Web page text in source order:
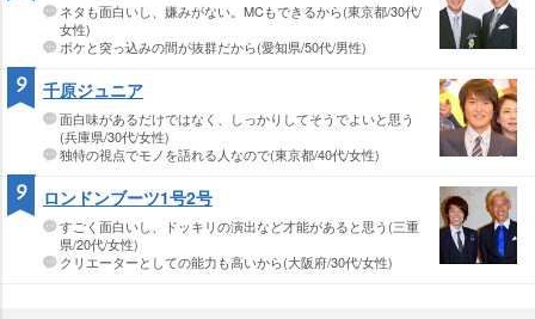
ネタも面白いし、嫌みがない。MCもできるから(東京都/30代/
女性)
ボケと突っ込みの間が抜群だから(愛知県/50代/男性)
千原ジュニア
面白味があるだけではなく、しっかりしてそうでよいと思う
(兵庫県/30代/女性)
独特の視点でモノを語れる人なので(東京都/40代/女性)
9
ロンドンブーツ1号2号
すごく面白いし、ドッキリの演出など才能があると思う(三重
県/20代/女性)
クリエーターとしての能力も高いから(大阪府/30代/女性)
9